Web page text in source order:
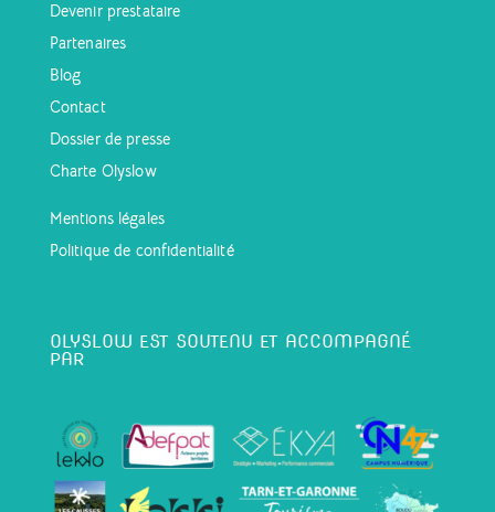
Devenir prestataire
Partenaires
Blog
Contact
Dossier de presse
Charte Olyslow
Mentions légales
Politique de confidentialité
OLYSLOW EST SOUTENU ET ACCOMPAGNÉ
PAR